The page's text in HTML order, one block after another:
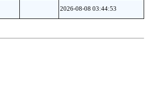
2026-08-08 03:44:53